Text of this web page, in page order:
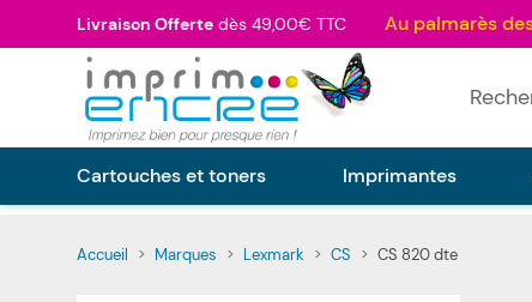
Livraison Offerte dès 49,00€ TTC
Cartouches et toners Imprimantes
Accueil > Marques > Lexmark > CS > CS 820 dte